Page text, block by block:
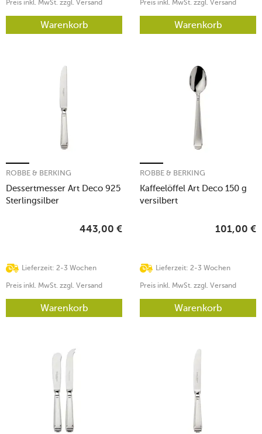
Preis inkl. MwSt. zzgl. Versand
Warenkorb
Preis inkl. MwSt. zzgl. Versand
Warenkorb
Dessertmesser Art Deco 925
Sterlingsilber
ROBBE & BERKING
Lieferzeit: 2-3 Wochen
443,00 €
Preis inkl. MwSt. zzgl. Versand
Warenkorb
Kaffeelöffel Art Deco 150 g
versilbert
ROBBE & BERKING
Lieferzeit: 2-3 Wochen
101,00 €
Preis inkl. MwSt. zzgl. Versand
Warenkorb